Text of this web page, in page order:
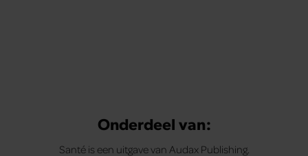
Onderdeel van:
Santé is een uitgave van Audax Publishing.